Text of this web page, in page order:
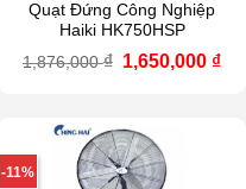
Quạt Đứng Công Nghiệp
Haiki HK750HSP
1,876,000₫ Giá
1,650,000 ₫
-11%